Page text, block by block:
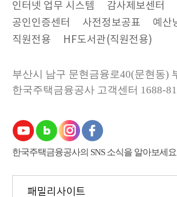
인터넷 업무 시스템 감사제보센터
공인인증센터
사전정보공표
예산
직원전용
HF도서관(직원전용)
부산시 남구 문현금융로40(문현동)
한국주택금융공사 고객센터 1688-
한국주택금융공사의 SNS 소식을 알아보세